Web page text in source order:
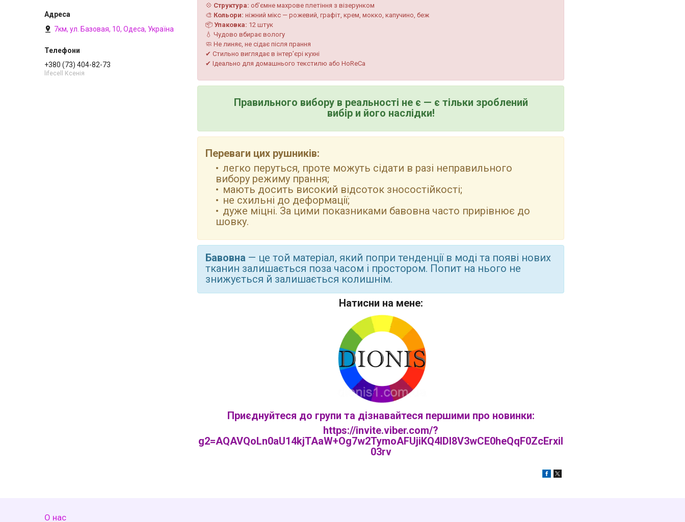
💠 Структура: об’ємне махрове плетіння з візерунком
🎨 Кольори: ніжний мікс — рожевий, графіт, крем, мокко, капучино, беж
📦 Упаковка: 12 штук
💧 Чудово вбирає вологу
🧼 Не линяє, не сідає після прання
✔ Стильно виглядає в інтер’єрі кухні
✔ Ідеально для домашнього текстилю або HoReCa
Правильного вибору в реальності не є — є тільки зроблений
вибір и його наслідки!
Переваги цих рушників:
легко перуться, проте можуть сідати в разі неправильного
вибору режиму прання;
мають досить високий відсоток зносостійкості;
не схильні до деформації;
дуже міцні. За цими показниками бавовна часто прирівнює до
шовку.
Бавовна — це той матеріал, який попри тенденції в моді та появі нових
тканин залишається поза часом і простором. Попит на нього не
знижується й залишається колишнім.
Натисни на мене:
Приєднуйтеся до групи та дізнавайтеся першими про новинки:
https://invite.viber.com/?
g2=AQAVQoLn0aU14kjTAaW+Og7w2TymoAFUjiKQ4IDl8V3wCE0heQqF0ZcErxiI
03rv
7км, ул. Базовая, 10, Одеса, Україна
+380 (73) 404-82-73
lifecell Ксенія
О нас